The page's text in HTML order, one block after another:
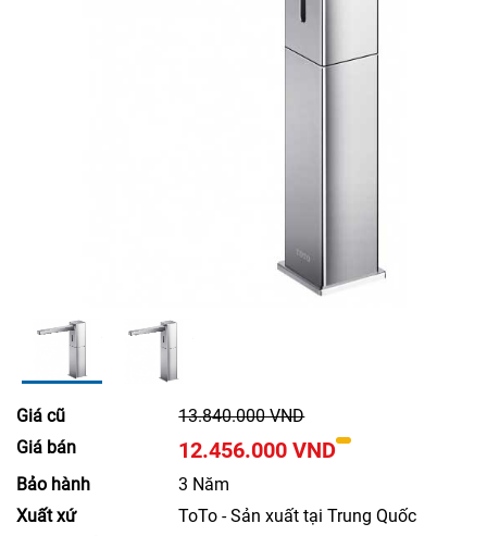
Giá cũ
13.840.000 VND
Giá bán
12.456.000 VND
Bảo hành
3 Năm
Xuất xứ
ToTo - Sản xuất tại Trung Quốc